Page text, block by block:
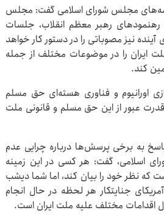
مجلس شورای اسلامی گفت: مجلس
رهبر معظم انقلاب، جلسات
آینده نیز مصوباتی را در دستور کار خواهد
ایران را در موضوعات مختلف از جمله
کند.
اورانیوم و فناوری هسته‌ای حق مسلم
عبور از این حق مسلم و قانونی ملت
به برخی پرسش‌ها درباره چرایی عدم
اسلامی، گفت: هر کسی در این زمینه
نظر خود را بیان کند، اما شما دیشب
جنایتکار هر لحظه در حال انجام
اقدامات مختلف علیه ملت ایران است.